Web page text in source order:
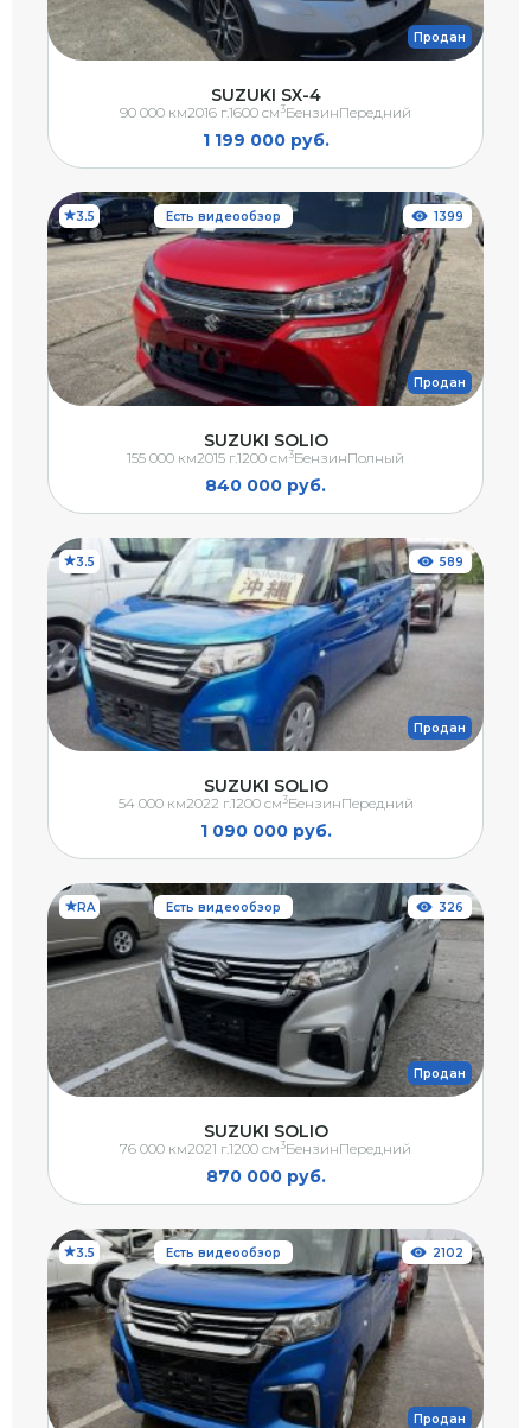
Продан
SUZUKI SX-4
1 199 000 руб.
90 000 км2016 г.1600 см3БензинПередний
3.5 Есть видеообзор
Продан
1399
SUZUKI SOLIO
840 000 руб.
155 000 км2015 г.1200 см3БензинПолный
3.5
Продан
589
SUZUKI SOLIO
1 090 000 руб.
54 000 км2022 г.1200 см3БензинПередний
RA Есть видеообзор
Продан
326
SUZUKI SOLIO
870 000 руб.
76 000 км2021 г.1200 см3БензинПередний
3.5 Есть видеообзор
Продан
2102